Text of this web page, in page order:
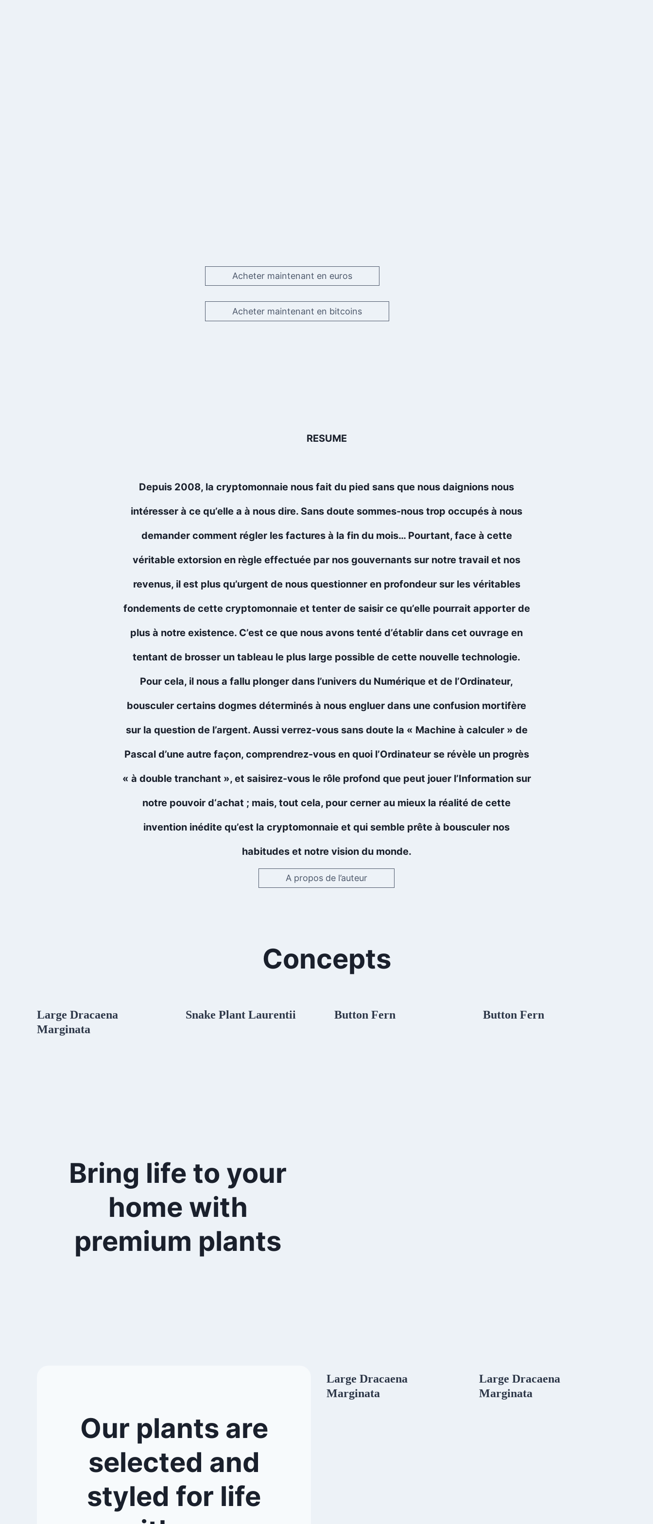
Acheter maintenant en euros
Acheter maintenant en bitcoins
RESUME
Depuis 2008, la cryptomonnaie nous fait du pied sans que nous daignions nous
intéresser à ce qu’elle a à nous dire. Sans doute sommes-nous trop occupés à nous
demander comment régler les factures à la fin du mois… Pourtant, face à cette
véritable extorsion en règle effectuée par nos gouvernants sur notre travail et nos
revenus, il est plus qu’urgent de nous questionner en profondeur sur les véritables
fondements de cette cryptomonnaie et tenter de saisir ce qu’elle pourrait apporter de
plus à notre existence. C’est ce que nous avons tenté d’établir dans cet ouvrage en
tentant de brosser un tableau le plus large possible de cette nouvelle technologie.
Pour cela, il nous a fallu plonger dans l’univers du Numérique et de l’Ordinateur,
bousculer certains dogmes déterminés à nous engluer dans une confusion mortifère
sur la question de l’argent. Aussi verrez-vous sans doute la « Machine à calculer » de
Pascal d’une autre façon, comprendrez-vous en quoi l’Ordinateur se révèle un progrès
« à double tranchant », et saisirez-vous le rôle profond que peut jouer l’Information sur
notre pouvoir d‘achat ; mais, tout cela, pour cerner au mieux la réalité de cette
invention inédite qu’est la cryptomonnaie et qui semble prête à bousculer nos
habitudes et notre vision du monde.
A propos de l’auteur
Concepts
Large Dracaena
Marginata
Snake Plant Laurentii Button Fern Button Fern
Bring life to your
home with
premium plants
Our plants are
selected and
styled for life
Large Dracaena
Marginata
Large Dracaena
Marginata